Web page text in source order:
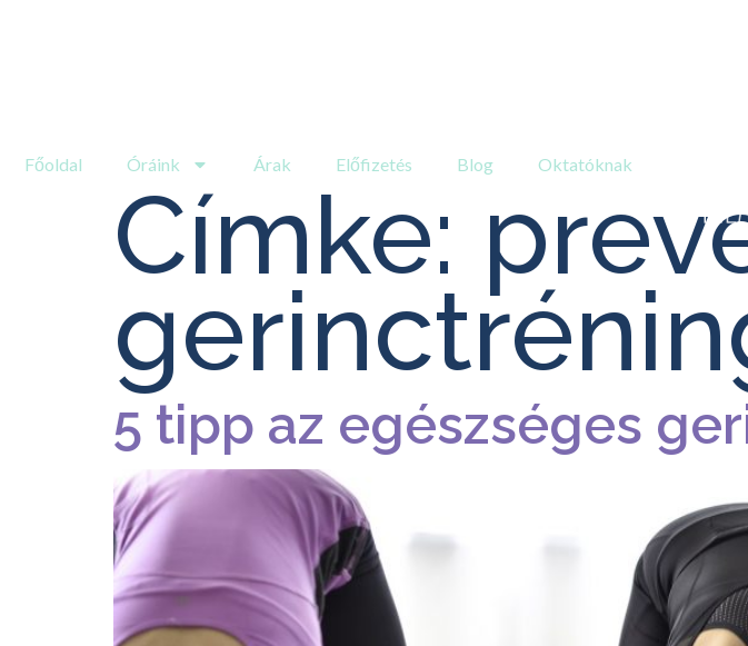
Főoldal Óráink Árak Előfizetés Blog Oktatóknak
Címke:
5 tipp az egészséges